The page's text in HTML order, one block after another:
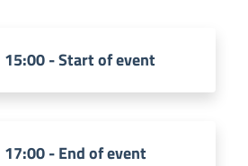
15:00 - Start of event
17:00 - End of event